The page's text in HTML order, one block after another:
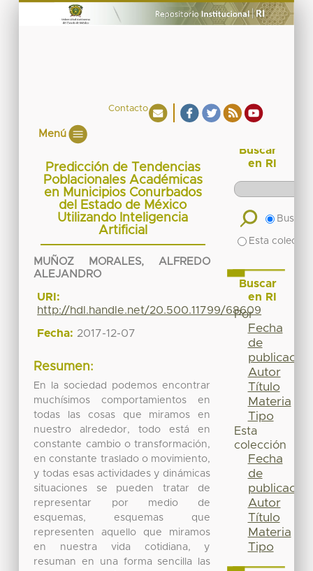
Contacto
Menú
Predicción de Tendencias
Poblacionales Académicas
en Municipios Conurbados
del Estado de México
Utilizando Inteligencia
Artificial
MUÑOZ MORALES, ALFREDO
ALEJANDRO
URI:
http://hdl.handle.net/20.500.11799/68609
Fecha: 2017-12-07
Resumen:
En la sociedad podemos encontrar
muchísimos comportamientos en
todas las cosas que miramos en
nuestro alrededor, todo está en
constante cambio o transformación,
en constante traslado o movimiento,
y todas esas actividades y dinámicas
situaciones se pueden tratar de
representar por medio de
esquemas, esquemas que
representen aquello que miramos
en nuestra vida cotidiana, y
resuman en una forma sencilla las
Buscar
en RI
Buscar
Esta
Buscar
en RI
Por
Fecha
de
publicación
Autor
Título
Materia
Tipo
Esta
colección
Fecha
de
publicación
Autor
Título
Materia
Tipo